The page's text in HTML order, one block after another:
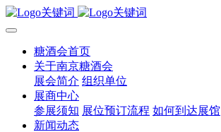
糖酒会首页
关于南京糖酒会
展会简介 组织单位
展商中心
参展须知 展位预订流程 如何到达展馆
新闻动态